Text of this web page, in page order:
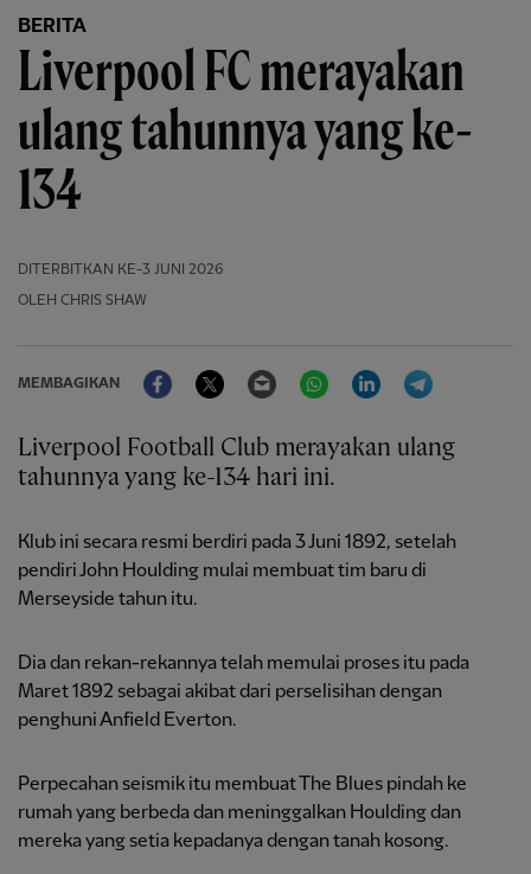
BERITA
Liverpool FC merayakan
ulang tahunnya yang ke-
134
DITERBITKAN KE-3 JUNI 2026
OLEH CHRIS SHAW
MEMBAGIKAN
FacebookTwitter Email WhatsAppLinkedIn
Liverpool Football Club merayakan ulang
tahunnya yang ke-134 hari ini.
Klub ini secara resmi berdiri pada 3 Juni 1892, setelah
pendiri John Houlding mulai membuat tim baru di
Merseyside tahun itu.
Dia dan rekan-rekannya telah memulai proses itu pada
Maret 1892 sebagai akibat dari perselisihan dengan
penghuni Anfield Everton.
Perpecahan seismik itu membuat The Blues pindah ke
rumah yang berbeda dan meninggalkan Houlding dan
mereka yang setia kepadanya dengan tanah kosong.